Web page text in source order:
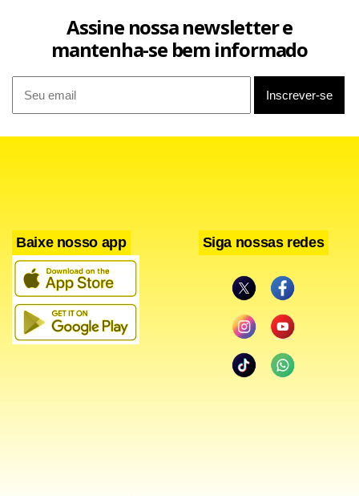
Assine nossa newsletter e
mantenha-se bem informado
Baixe nosso app Siga nossas redes